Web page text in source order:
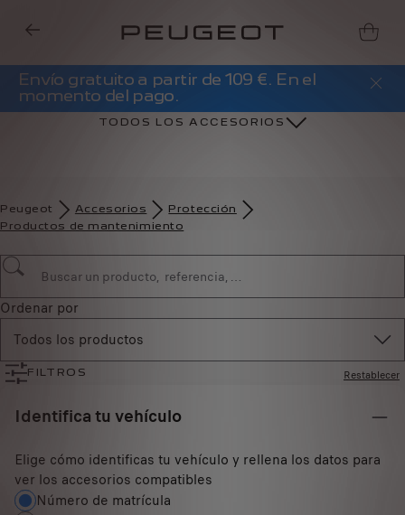
Envío gratuito a partir de 109 €. En el
momento del pago.
TODOS LOS ACCESORIOS
Peugeot Accesorios
Protección
Productos de mantenimiento
Ordenar por
Todos los productos
FILTROS Restablecer
Identifica tu vehículo
Elige cómo identificas tu vehículo y rellena los datos para
ver los accesorios compatibles
Número de matrícula